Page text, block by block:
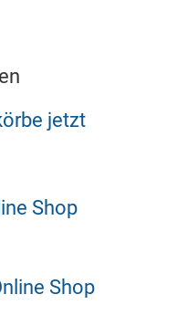
jetzt
Shop
Shop